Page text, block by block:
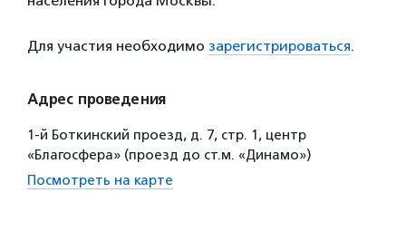
Для участия необходимо зарегистрироваться.
Адрес проведения
1-й Боткинский проезд, д. 7, стр. 1, центр
«Благосфера» (проезд до ст.м. «Динамо»)
Посмотреть на карте